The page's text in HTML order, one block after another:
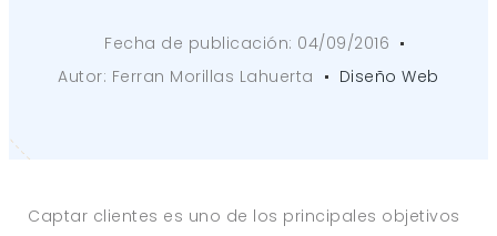
Fecha de publicación: 04/09/2016
Autor: Ferran Morillas Lahuerta Diseño Web
Captar clientes es uno de los principales objetivos